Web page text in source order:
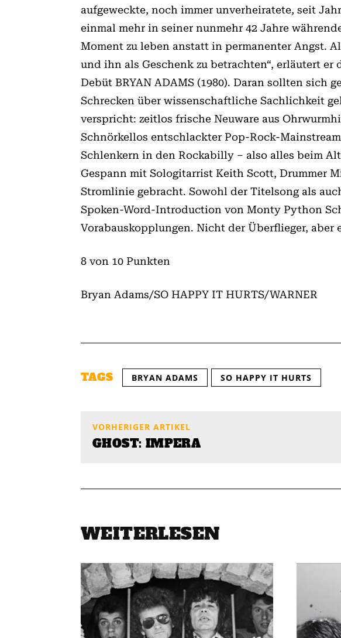
aufgeweckte, noch immer unverheiratete, seit
einmal mehr in seiner nunmehr 42 Jahre
Moment zu leben anstatt in permanenter Angst.
und ihn als Geschenk zu betrachten“, erläutert
Debüt BRYAN ADAMS (1980). Daran sollten sich
Schrecken über wissenschaftliche Sachlichkeit
verspricht: zeitlos frische Neuware aus
Schnörkellos entschlackter Pop-Rock-
Schlenkern in den Rockabilly – also alles beim
Gespann mit Sologitarrist Keith Scott, Drummer
Stromlinie gebracht. Sowohl der Titelsong als auch
Spoken-Word-Introduction von Monty Python
Vorabauskopplungen. Nicht der Überflieger, aber
8 von 10 Punkten
Bryan Adams/SO HAPPY IT HURTS/WARNER
TAGS BRYAN ADAMS SO HAPPY IT HURTS
VORHERIGER ARTIKEL
GHOST: IMPERA
WEITERLESEN